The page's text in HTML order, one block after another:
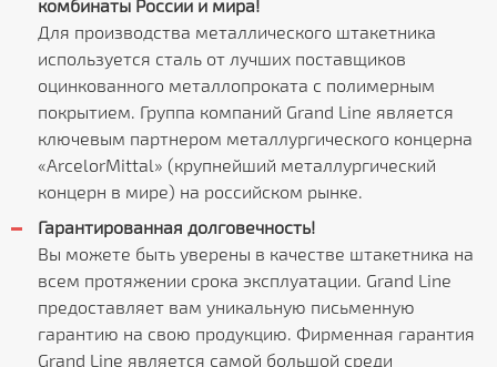
комбинаты России и мира!
Для производства металлического штакетника
используется сталь от лучших поставщиков
оцинкованного металлопроката с полимерным
покрытием. Группа компаний Grand Line является
ключевым партнером металлургического концерна
«ArcelorMittal» (крупнейший металлургический
концерн в мире) на российском рынке.
Гарантированная долговечность!
Вы можете быть уверены в качестве штакетника на
всем протяжении срока эксплуатации. Grand Line
предоставляет вам уникальную письменную
гарантию на свою продукцию. Фирменная гарантия
Grand Line является самой большой среди